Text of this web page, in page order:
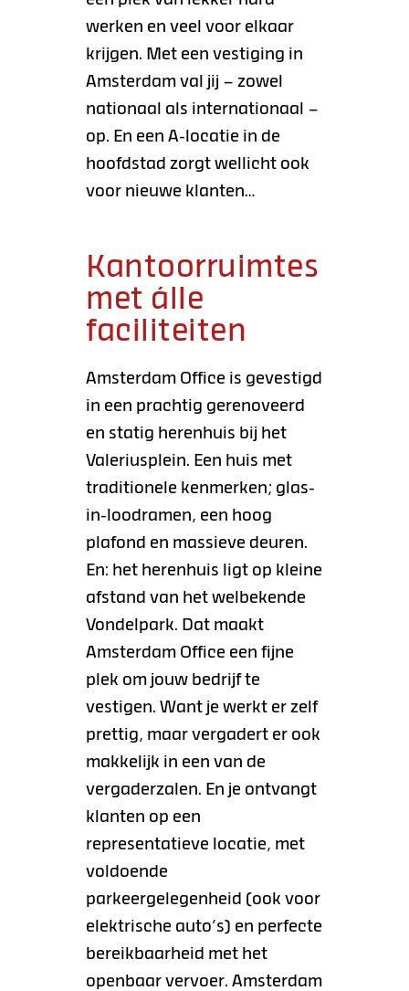
werken en veel voor elkaar
krijgen. Met een vestiging in
Amsterdam val jij – zowel
nationaal als internationaal –
op. En een A-locatie in de
hoofdstad zorgt wellicht ook
voor nieuwe klanten…
Kantoorruimtes
met álle
faciliteiten
Amsterdam Office is gevestigd
in een prachtig gerenoveerd
en statig herenhuis bij het
Valeriusplein. Een huis met
traditionele kenmerken; glas-
in-loodramen, een hoog
plafond en massieve deuren.
En: het herenhuis ligt op kleine
afstand van het welbekende
Vondelpark. Dat maakt
Amsterdam Office een fijne
plek om jouw bedrijf te
vestigen. Want je werkt er zelf
prettig, maar vergadert er ook
makkelijk in een van de
vergaderzalen. En je ontvangt
klanten op een
representatieve locatie, met
voldoende
parkeergelegenheid (ook voor
elektrische auto’s) en perfecte
bereikbaarheid met het
openbaar vervoer. Amsterdam